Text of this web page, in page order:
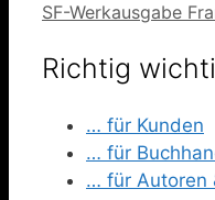
SF-Werkausgabe
Richtig
… für Kunden
… für
… für Autoren